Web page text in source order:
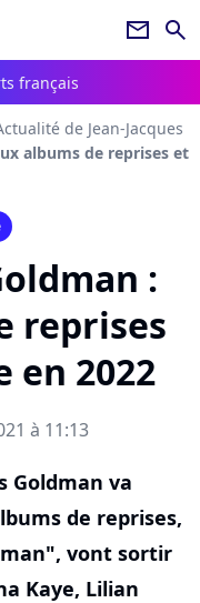
newsletter search
français
de Jean-Jacques
albums de reprises et
:
reprises
en 2022
à 11:13
Goldman va
de reprises,
vont sortir
Kaye, Lilian